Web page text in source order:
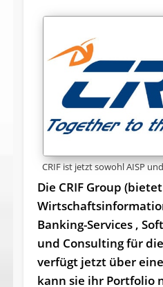
CRIF ist jetzt sowohl AISP
Die CRIF Group (bietet
Banking-Services ,
und Consulting für
verfügt jetzt über eine
kann sie ihr Portfolio